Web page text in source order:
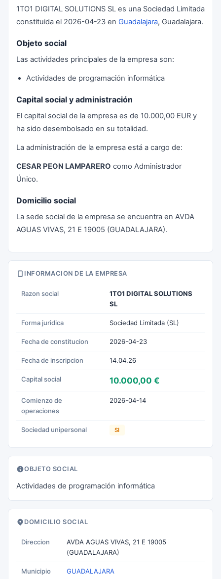
1TO1 DIGITAL SOLUTIONS SL es una Sociedad Limitada
constituida el 2026-04-23 en Guadalajara, Guadalajara.
Objeto social
Las actividades principales de la empresa son:
Actividades de programación informática
Capital social y administración
El capital social de la empresa es de 10.000,00 EUR y
ha sido desembolsado en su totalidad.
La administración de la empresa está a cargo de:
CESAR PEON LAMPARERO como Administrador
Único.
Domicilio social
La sede social de la empresa se encuentra en AVDA
AGUAS VIVAS, 21 E 19005 (GUADALAJARA).
INFORMACION DE LA EMPRESA
Razon social
1TO1 DIGITAL SOLUTIONS
SL
Forma juridica Sociedad Limitada (SL)
Fecha de constitucion 2026-04-23
Fecha de inscripcion 14.04.26
Capital social 10.000,00 €
Comienzo de
operaciones
2026-04-14
Sociedad unipersonal SI
OBJETO SOCIAL
Actividades de programación informática
DOMICILIO SOCIAL
Direccion
AVDA AGUAS VIVAS, 21 E 19005
(GUADALAJARA)
Municipio GUADALAJARA